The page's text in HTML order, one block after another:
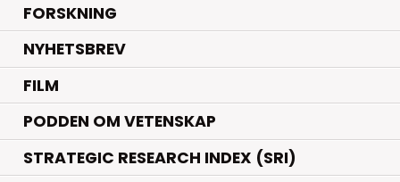
FORSKNING.
NYHETSBREV
FILM
PODDEN OM VETENSKAP
STRATEGIC RESEARCH INDEX (SRI)